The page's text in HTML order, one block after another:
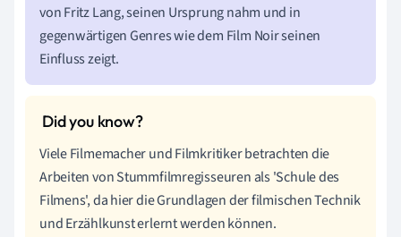
von Fritz Lang, seinen Ursprung nahm und in
gegenwärtigen Genres wie dem Film Noir seinen
Einfluss zeigt.
Viele Filmemacher und Filmkritiker betrachten die
Arbeiten von Stummfilmregisseuren als 'Schule des
Filmens', da hier die Grundlagen der filmischen Technik
und Erzählkunst erlernt werden können.